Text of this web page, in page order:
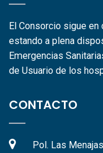
El Consorcio sigue
estando a plena
Emergencias
de Usuario de los
CONTACTO
Pol. Las